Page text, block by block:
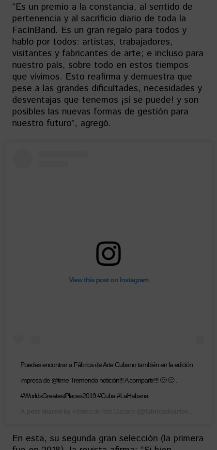
“Es un premio a la constancia, al sentido de
pertenencia y al sacrificio diario de toda la
FacInBand. Es un gran regalo para todos y
hablo por todos: artistas, trabajadores,
visitantes y fabricantes de arte; e incluso para
nuestro país, sobre todo en estos tiempos
que vivimos. Esto reafirma y demuestra que
pese a las grandes dificultades, necesidades y
desventajas que tenemos ¡sí se puede! y son
posibles las nuevas formas de gestión para
nuestro futuro”, agregó.
View this post on Instagram
Puedes encontrar a Fábrica de Arte Cubano también en la edición
impresa de @time Tremendo notición!!! A compartir!!! 🙂 🙂 .
#WorldsGreatestPlaces2019 #Cuba #LaHabana
En esta, su segunda gran selección (la primera